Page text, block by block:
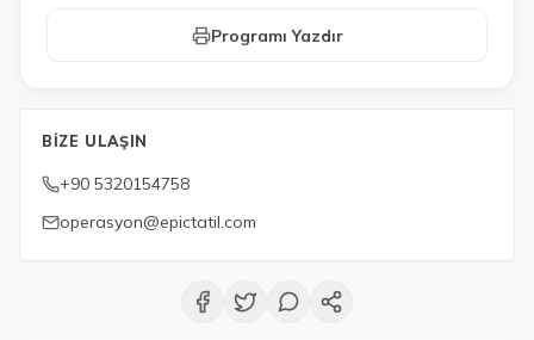
Programı Yazdır
BIZE ULAŞIN
+90 5320154758
operasyon@epictatil.com